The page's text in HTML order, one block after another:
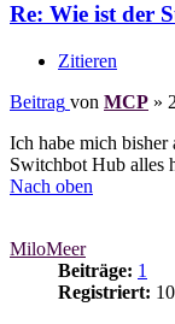
Re: Wie ist der
Zitieren
Beitrag von MCP »
Ich habe mich bisher
Switchbot Hub alles
Nach oben
MiloMeer
Beiträge: 1
Registriert: